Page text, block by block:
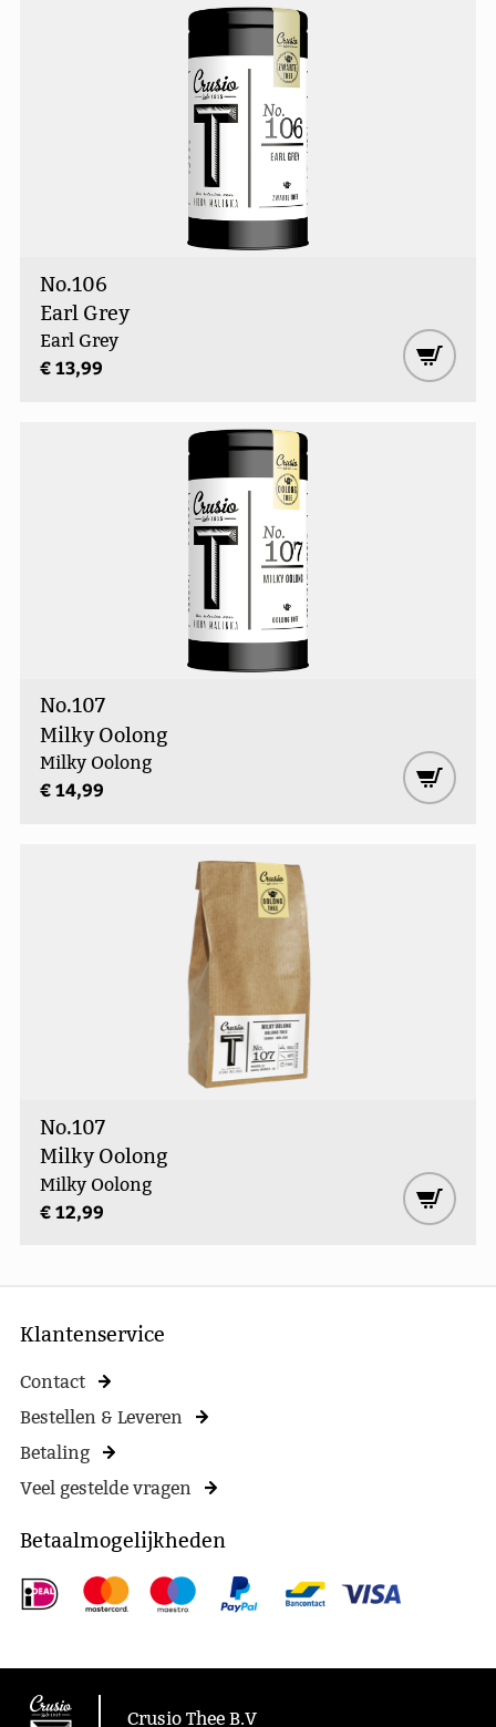
No.106
Earl Grey
Earl Grey
€ 13,99
No.107
Milky Oolong
Milky Oolong
€ 14,99
No.107
Milky Oolong
Milky Oolong
€ 12,99
Klantenservice
Contact
Bestellen & Leveren
Betaling
Veel gestelde vragen
Betaalmogelijkheden
Crusio Thee B.V